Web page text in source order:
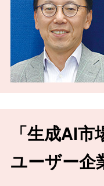
「生成AI
ユーザー企